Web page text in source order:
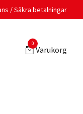
/ Säkra betalningar
0
Varukorg